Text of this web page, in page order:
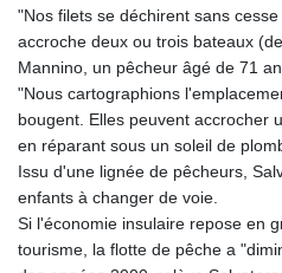
IRR
"Nos filets se déchirent sans
accroche deux ou trois bateaux
Mannino, un pêcheur âgé de 71
"Nous cartographions
bougent. Elles peuvent accrocher
en réparant sous un soleil de
Issu d'une lignée de pêcheurs,
enfants à changer de voie.
Si l'économie insulaire repose en
tourisme, la flotte de pêche a